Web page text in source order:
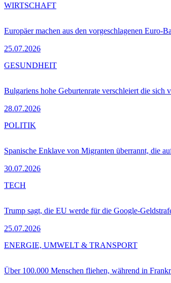
Europäer machen aus den vorgeschlagenen Euro-
25.07.2026
WIRTSCHAFT
Bulgariens hohe Geburtenrate verschleiert die sich
28.07.2026
GESUNDHEIT
Spanische Enklave von Migranten überrannt, die
30.07.2026
POLITIK
Trump sagt, die EU werde für die Google-
25.07.2026
TECH
Über 100.000 Menschen fliehen, während in
ENERGIE, UMWELT & TRANSPORT